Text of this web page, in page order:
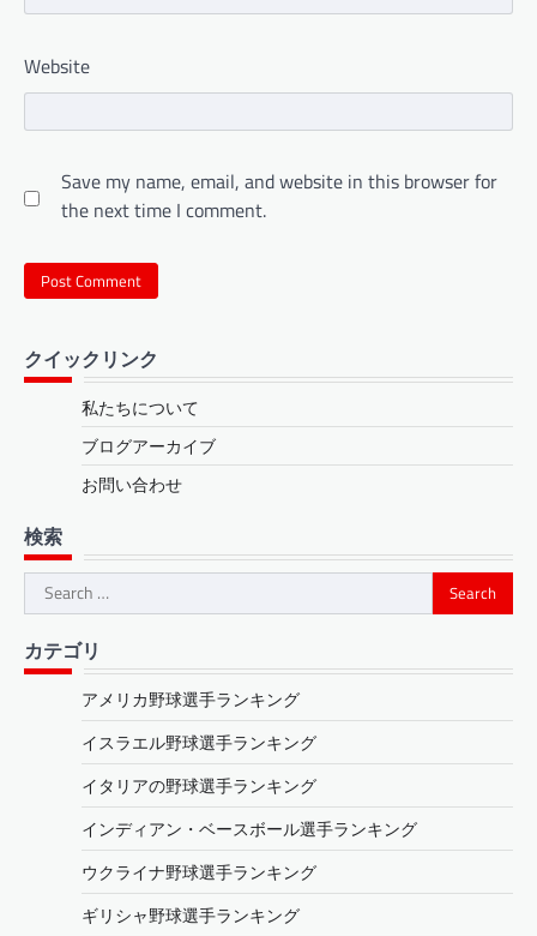
Website
Save my name, email, and website in this browser for
the next time I comment.
クイックリンク
私たちについて
ブログアーカイブ
お問い合わせ
検索
Search
for:
カテゴリ
アメリカ野球選手ランキング
イスラエル野球選手ランキング
イタリアの野球選手ランキング
インディアン・ベースボール選手ランキング
ウクライナ野球選手ランキング
ギリシャ野球選手ランキング